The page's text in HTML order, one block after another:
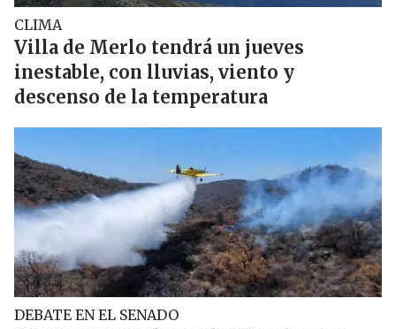
CLIMA
Villa de Merlo tendrá un jueves
inestable, con lluvias, viento y
descenso de la temperatura
DEBATE EN EL SENADO